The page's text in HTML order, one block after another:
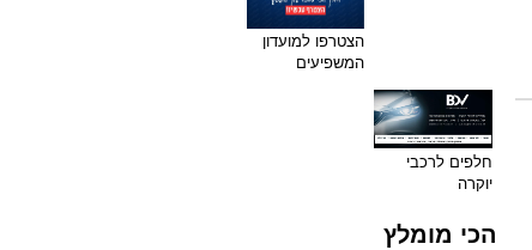
הצטרפו למועדון
המשפיעים
חלפים לרכבי
יוקרה
הכי מומלץ